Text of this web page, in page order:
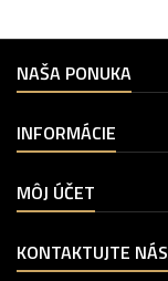
NAŠA PONUKA
INFORMÁCIE
MÔJ ÚČET
KONTAKTUJTE NÁS